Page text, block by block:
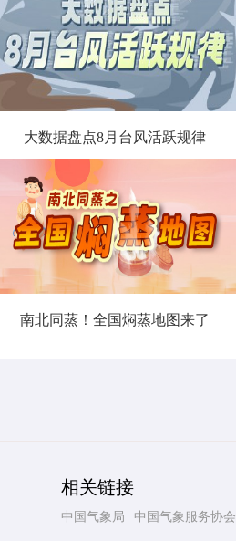
大数据盘点8月台风活跃规律
南北同蒸！全国焖蒸地图来了
相关链接
中国气象局 中国气象服务协会